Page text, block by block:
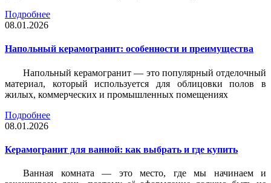
Подробнее
08.01.2026
Напольный керамогранит: особенности и преимущества
Напольный керамогранит — это популярный отделочный
материал, который используется для облицовки полов в
жилых, коммерческих и промышленных помещениях
Подробнее
08.01.2026
Керамогранит для ванной: как выбрать и где купить
Ванная комната — это место, где мы начинаем и